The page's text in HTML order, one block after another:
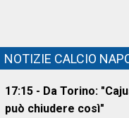
NOTIZIE CALCIO
17:15 - Da Torino:
può chiudere così"